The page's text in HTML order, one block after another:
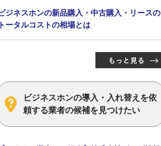
ジネスホンの新品購入・中古購入・リースの
ータルコストの相場とは
ビジネスホンの導入・入れ替えを依
頼する業者の候補を見つけたい